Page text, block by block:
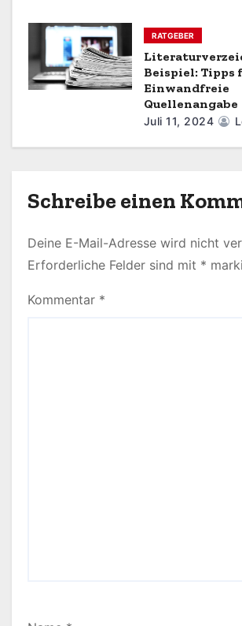
RATGEBER
Beispiel: Tipps
Einwandfreie
Quellenangabe
Juli 11, 2024
Schreibe einen
Deine E-Mail-Adresse wird nicht
Erforderliche Felder sind mit *
Kommentar *